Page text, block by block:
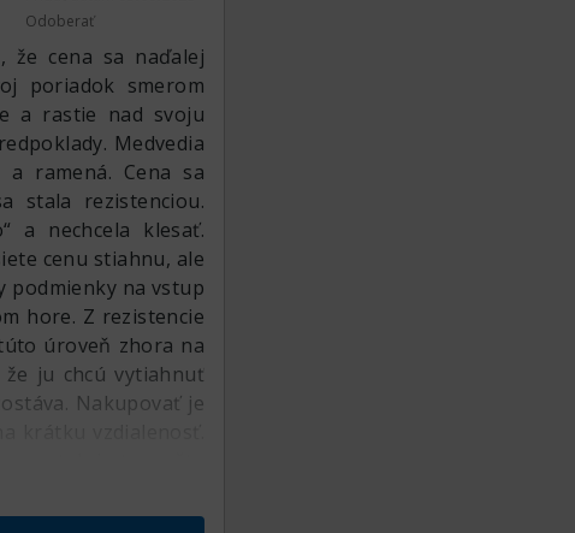
Odoberať
že cena sa naďalej
poriadok smerom
a rastie nad svoju
Medvedia
ramená. Cena sa
stala rezistenciou.
a nechcela klesať.
cenu stiahnu, ale
podmienky na vstup
hore. Z rezistencie
úroveň zhora na
ju chcú vytiahnuť
Nakupovať je
skôr, že cena bude